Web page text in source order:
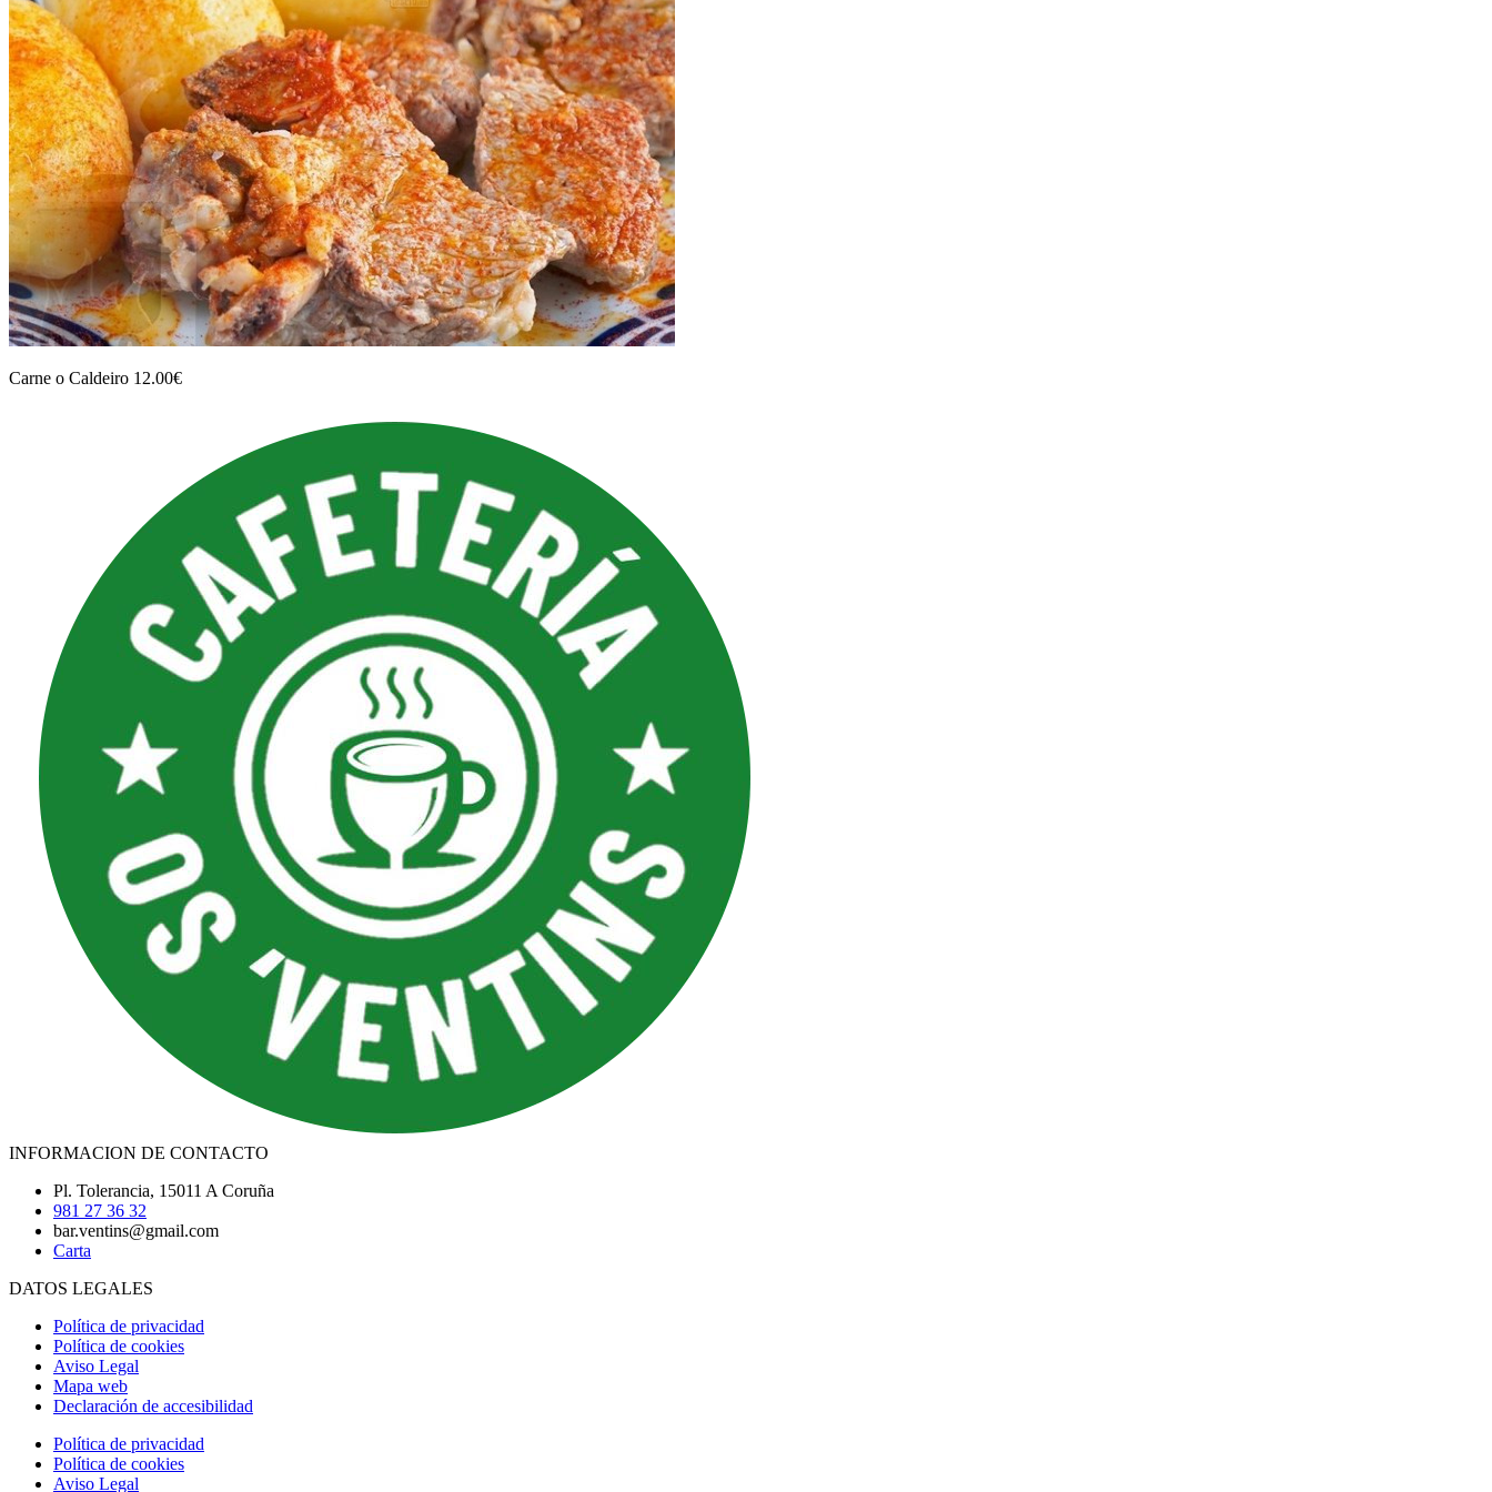
Carne o Caldeiro 12.00€
INFORMACION DE CONTACTO
Pl. Tolerancia, 15011 A Coruña
981 27 36 32
bar.ventins@gmail.com
Carta
DATOS LEGALES
Política de privacidad
Política de cookies
Aviso Legal
Mapa web
Declaración de accesibilidad
Política de privacidad
Política de cookies
Aviso Legal